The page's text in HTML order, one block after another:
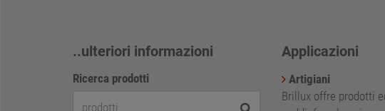
..ulteriori informazioni
Ricerca prodotti
Applicazioni
Artigiani
Brillux offre prodotti